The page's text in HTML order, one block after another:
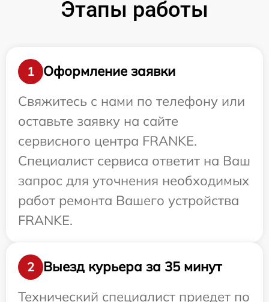
Этапы работы
1
Оформление заявки
Свяжитесь с нами по телефону или
оставьте заявку на сайте
сервисного центра FRANKE.
Специалист сервиса ответит на Ваш
запрос для уточнения необходимых
работ ремонта Вашего устройства
FRANKE.
2
Выезд курьера за 35 минут
Технический специалист приедет по